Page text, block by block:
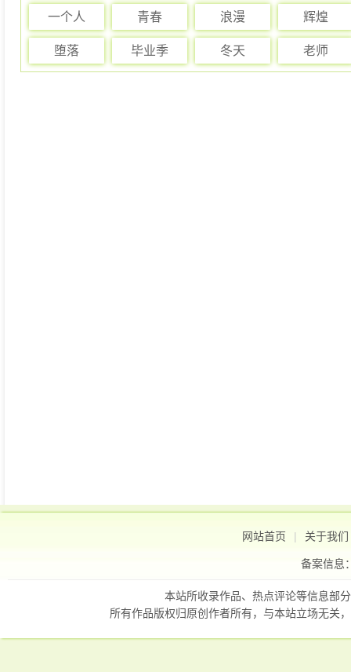
一个人 青春 浪漫 辉煌
堕落 毕业季 冬天 老师
网站首页 | 关于我们
备案信息
本站所收录作品、热点评论等信息部
所有作品版权归原创作者所有，与本站立场无关